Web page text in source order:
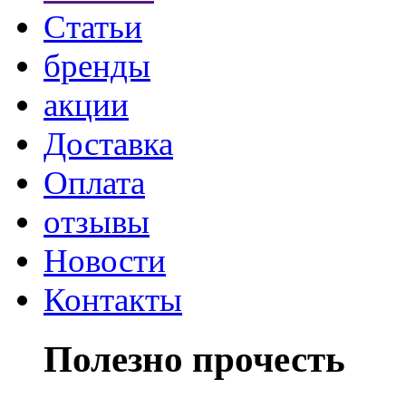
Статьи
бренды
акции
Доставка
Оплата
отзывы
Новости
Контакты
Полезно прочесть